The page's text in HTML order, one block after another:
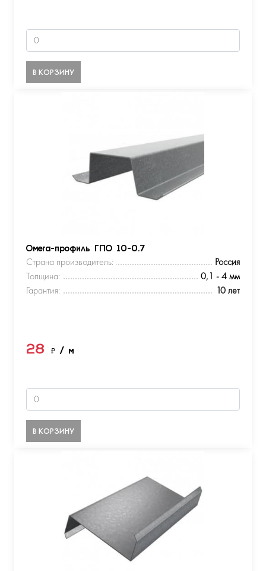
В КОРЗИНУ
Омега-профиль ГПО 10-0.7
Страна производитель:
Россия
Толщина:
0,1 - 4 мм
Гарантия:
10 лет
28 ₽ / м
В КОРЗИНУ